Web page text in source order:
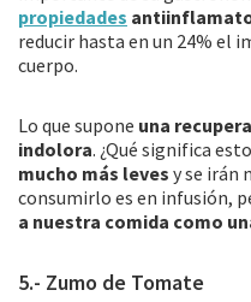
propiedades
reducir hasta en un 24% el
cuerpo.
Lo que supone una
indolora. ¿Qué significa
mucho más leves y se irán
consumirlo es en infusión,
a nuestra comida como
5.- Zumo de Tomate